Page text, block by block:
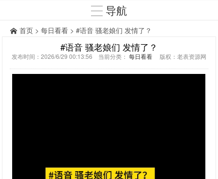
导航
首页 > 每日看看 > #语音 骚老娘们 发情了？
#语音 骚老娘们 发情了？
发布时间：2026/6/29 00:13:56 当前分类： 每日看看 版权：老表资源网